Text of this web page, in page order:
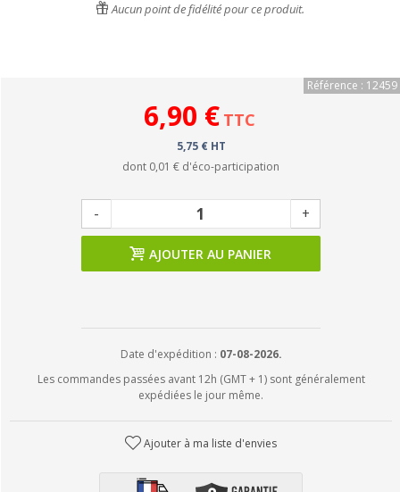
Aucun point de fidélité pour ce produit.
Référence : 12459
6,90 € TTC
5,75 € HT
dont 0,01 € d'éco-participation
- +
AJOUTER AU PANIER
Date d'expédition : 07-08-2026.
Les commandes passées avant 12h (GMT + 1) sont généralement
expédiées le jour même.
Ajouter à ma liste d'envies